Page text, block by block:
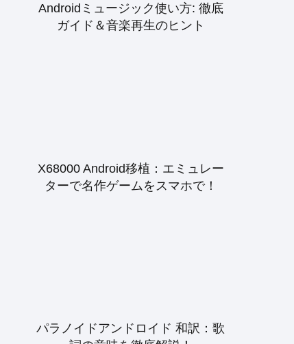
Androidミュージック使い方: 徹底
ガイド＆音楽再生のヒント
X68000 Android移植：エミュレー
ターで名作ゲームをスマホで！
パラノイドアンドロイド 和訳：歌